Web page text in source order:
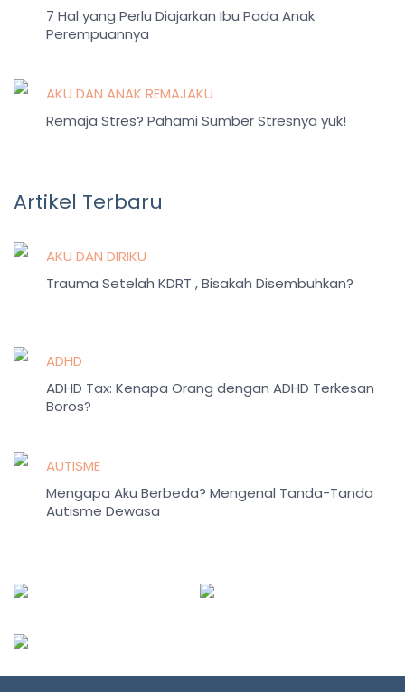
7 Hal yang Perlu Diajarkan Ibu Pada Anak
Perempuannya
AKU DAN ANAK REMAJAKU
Remaja Stres? Pahami Sumber Stresnya yuk!
Artikel Terbaru
AKU DAN DIRIKU
Trauma Setelah KDRT , Bisakah Disembuhkan?
ADHD
ADHD Tax: Kenapa Orang dengan ADHD Terkesan
Boros?
AUTISME
Mengapa Aku Berbeda? Mengenal Tanda-Tanda
Autisme Dewasa